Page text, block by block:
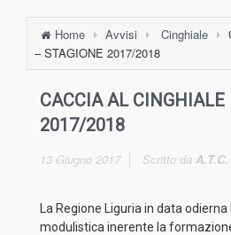
Home Avvisi Cinghiale
– STAGIONE 2017/2018
CACCIA AL CINGHIALE
2017/2018
13 Giugno 2017 Scritto da
La Regione Liguria in data
modulistica inerente la